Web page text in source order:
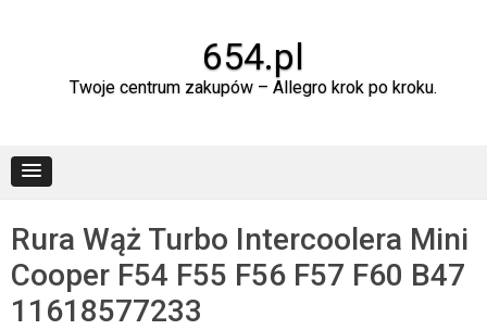
654.pl
Twoje centrum zakupów – Allegro krok po kroku.
Rura Wąż Turbo Intercoolera Mini
Cooper F54 F55 F56 F57 F60 B47
11618577233